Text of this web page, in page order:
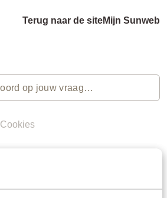
Terug naar de siteMijn Sunweb
Cookies